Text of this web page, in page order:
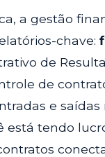
a gestão
chave:
de
de
e saídas
está tendo